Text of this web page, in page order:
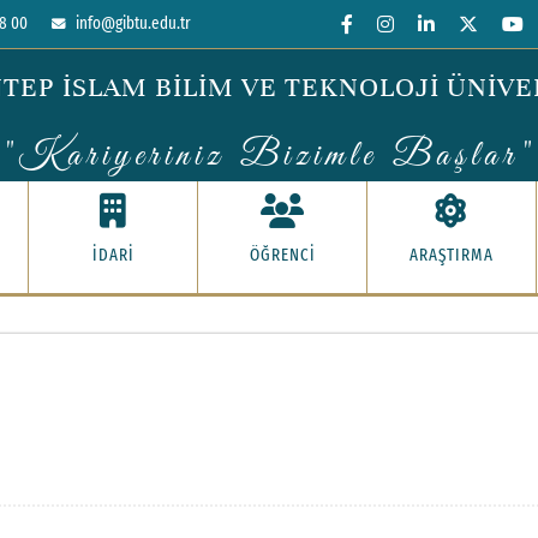
00 info@gibtu.edu.tr
İSLAM BİLİM VE TEKNOLOJİ
"Kariyeriniz Bizimle Başlar"
İDARİ ÖĞRENCİ ARAŞTIRMA